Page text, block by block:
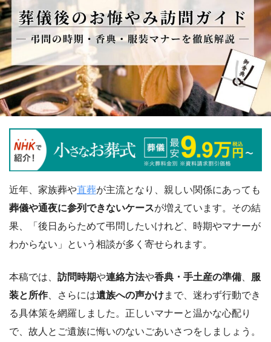
近年、家族葬や直葬が主流となり、親しい関係にあっても
葬儀や通夜に参列できないケースが増えています。その結
果、「後日あらためて弔問したいけれど、時期やマナーが
わからない」という相談が多く寄せられます。
本稿では、 訪問時期や連絡方法や香典・手土産の準備、 服
装と所作、さらには遺族への声かけまで、迷わず行動でき
る具体策を網羅しました。正しいマナーと温かな心配り
で、故人とご遺族に悔いのないごあいさつをしましょう。